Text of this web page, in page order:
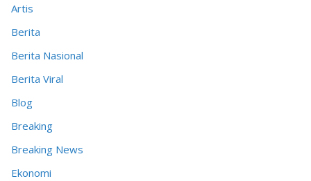
Artis
Berita
Berita Nasional
Berita Viral
Blog
Breaking
Breaking News
Ekonomi